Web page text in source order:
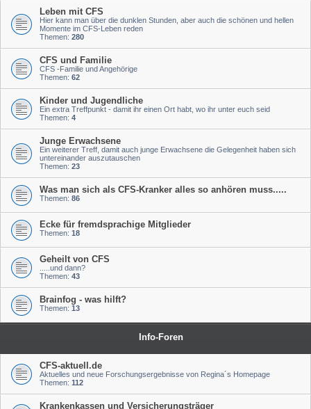
Leben mit CFS
Hier kann man über die dunklen Stunden, aber auch die schönen und hellen
Momente im CFS-Leben reden
Themen: 280
CFS und Familie
CFS -Familie und Angehörige
Themen: 62
Kinder und Jugendliche
Ein extra Treffpunkt - damit ihr einen Ort habt, wo ihr unter euch seid
Themen: 4
Junge Erwachsene
Ein weiterer Treff, damit auch junge Erwachsene die Gelegenheit haben sich
untereinander auszutauschen
Themen: 23
Was man sich als CFS-Kranker alles so anhören muss.....
Themen: 86
Ecke für fremdsprachige Mitglieder
Themen: 18
Geheilt von CFS
.....und dann?
Themen: 43
Brainfog - was hilft?
Themen: 13
Info-Foren
CFS-aktuell.de
Aktuelles und neue Forschungsergebnisse von Regina´s Homepage
Themen: 112
Krankenkassen und Versicherungsträger